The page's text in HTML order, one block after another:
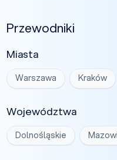
Przewodniki
Miasta
Warszawa Kraków
Województwa
Dolnośląskie